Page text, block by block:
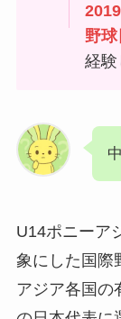
野
経験
U14ポニーア
象にした国際
アジア各国の